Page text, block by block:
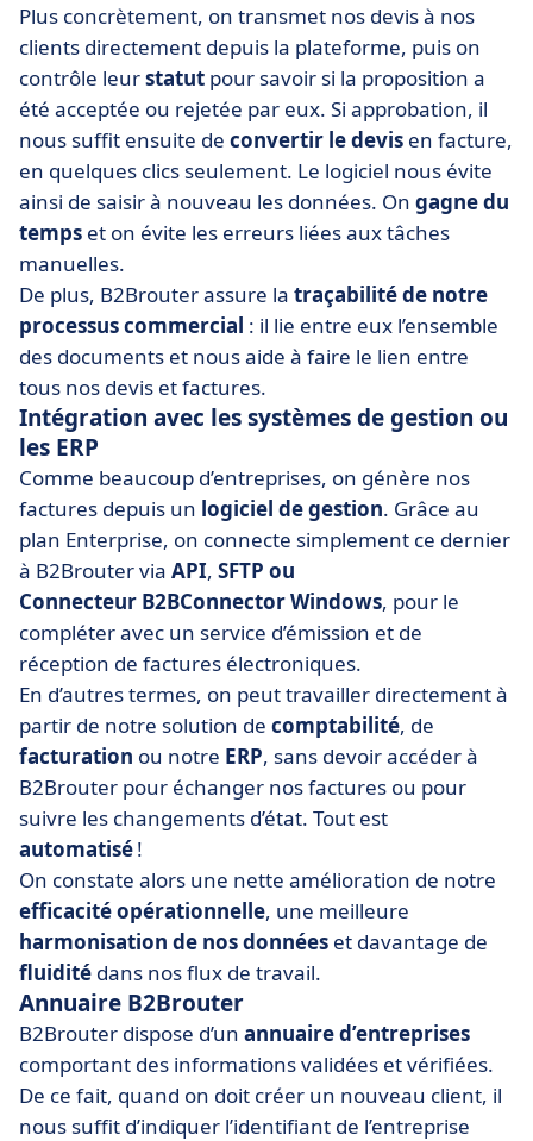
Plus concrètement, on transmet nos devis à nos
clients directement depuis la plateforme, puis on
contrôle leurstatut pour savoir si la proposition a
été acceptée ou rejetée par eux. Si approbation, il
nous suffit ensuite de convertir le devis en facture,
en quelques clics seulement. Le logiciel nous évite
ainsi de saisir à nouveau les données. On gagne du
temps et on évite les erreurs liées aux tâches
manuelles.
De plus, B2Brouter assure la traçabilité de notre
processus commercial : il lie entre eux l’ensemble
des documents et nous aide à faire le lien entre
tous nos devis et factures.
Intégration avec les systèmes de gestion ou
les ERP
Comme beaucoup d’entreprises, on génère nos
factures depuis un logiciel de gestion. Grâce au
plan Enterprise, on connecte simplement ce dernier
à B2Brouter via API, SFTP ou
Connecteur B2BConnector Windows, pour le
compléter avec un service d’émission et de
réception de factures électroniques.
En d’autres termes, on peut travailler directement à
partir de notre solution de comptabilité, de
facturation ou notre ERP, sans devoir accéder à
B2Brouter pour échanger nos factures ou pour
suivre les changements d’état. Tout est
automatisé!
On constate alors une nette amélioration de notre
efficacité opérationnelle, une meilleure
harmonisation de nos données et davantage de
fluidité dans nos flux de travail.
Annuaire B2Brouter
B2Brouter dispose d’un annuaire d’entreprises
comportant des informations validées et vérifiées.
De ce fait, quand on doit créer un nouveau client, il
nous suffit d’indiquer l’identifiant de l’entreprise